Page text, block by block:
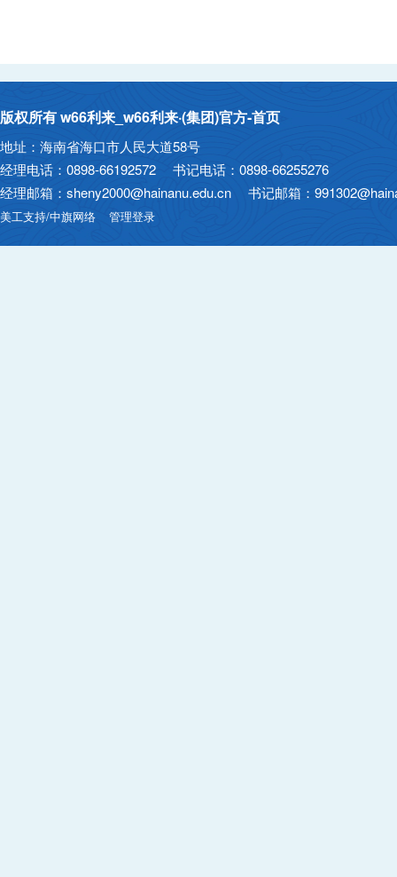
版权所有 w66利来_w66利来·(集团)官方-首页
地址：海南省海口市人民大道58号
经理电话：0898-66192572 书记电话：0898-66255276
经理邮箱：sheny2000@hainanu.edu.cn 书记邮箱：
美工支持/中旗网络 管理登录